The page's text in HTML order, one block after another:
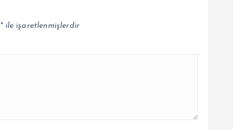
*ile işaretlenmişlerdir